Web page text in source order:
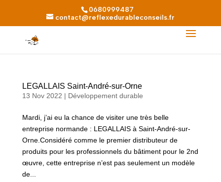
0680999487
contact@reflexedurableconseils.fr
LEGALLAIS Saint-André-sur-Orne
13 Nov 2022 | Développement durable
Mardi, j’ai eu la chance de visiter une très belle
entreprise normande : LEGALLAIS à Saint-André-sur-
Orne.Considéré comme le premier distributeur de
produits pour les professionnels du bâtiment pour le 2nd
œuvre, cette entreprise n’est pas seulement un modèle
de...